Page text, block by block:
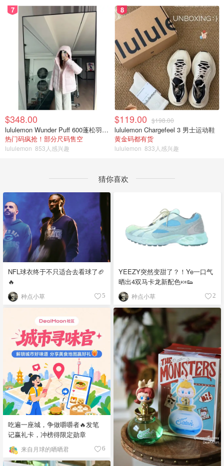
7
$348.00
lululemon Wunder Puff 600蓬松羽绒夹克
热门码疯抢！部分尺码售空
lululemon 853人感兴趣
8
$119.00 $198.00
lululemon Chargefeel 3 男士运动鞋
黄金码都有货
lululemon 833人感兴趣
猜你喜欢
NFL球衣终于不只适合去看球了🏈
🔥
种点小草 5
YEEZY突然变甜了？！Ye一口气
晒出4双马卡龙新配色🍬👟
种点小草 2
吃遍一座城，争做嚼嚼者🔥发笔
记赢礼卡，冲榜得限定勋章
来自月球的晒晒君 6